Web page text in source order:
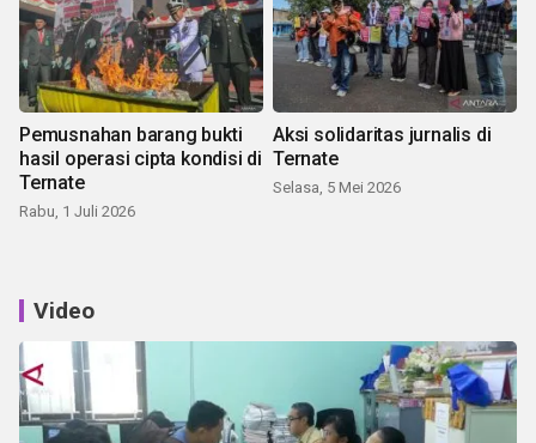
Pemusnahan barang bukti
hasil operasi cipta kondisi di
Ternate
Rabu, 1 Juli 2026
Aksi solidaritas jurnalis di
Ternate
Selasa, 5 Mei 2026
Video